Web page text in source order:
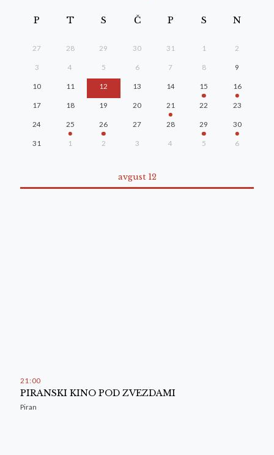
P T S Č P S N
27 28 29 30 31 1 2
3 4 5 6 7 8 9
10 11 12 13 14 15 16
17 18 19 20 21 22 23
24 25 26 27 28 29 30
31 1 2 3 4 5 6
avgust 12
21 : 00
PIRANSKI KINO POD ZVEZDAMI
Piran